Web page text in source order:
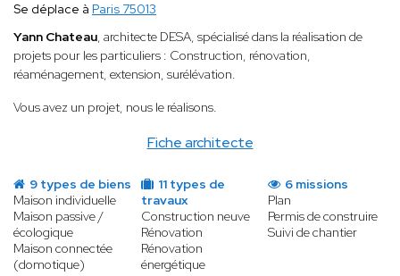
Fiche architecte
Se déplace à Paris 75013
Yann Chateau, architecte DESA, spécialisé dans la réalisation de
projets pour les particuliers : Construction, rénovation,
réaménagement, extension, surélévation.
Vous avez un projet, nous le réalisons.
9 types de biens
Maison individuelle
Maison passive /
écologique
Maison connectée
(domotique)
11 types de
travaux
Construction neuve
Rénovation
Rénovation
énergétique
6 missions
Plan
Permis de construire
Suivi de chantier